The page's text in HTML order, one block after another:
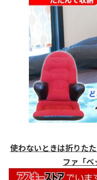
使わないときは折りた
ファ「ベ